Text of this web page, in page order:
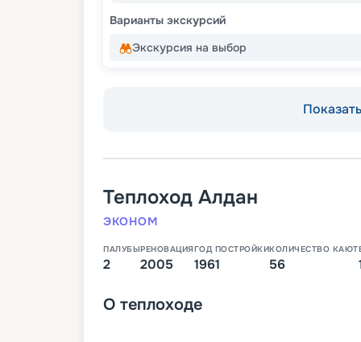
Варианты экскурсий
Экскурсия на выбор
Теплоход Алдан
ЭКОНОМ
ПАЛУБЫ
2
РЕНОВАЦИЯ
2005
ГОД ПОСТРОЙКИ
1961
КОЛИЧЕСТВО КАЮТ
56
О теплоходе